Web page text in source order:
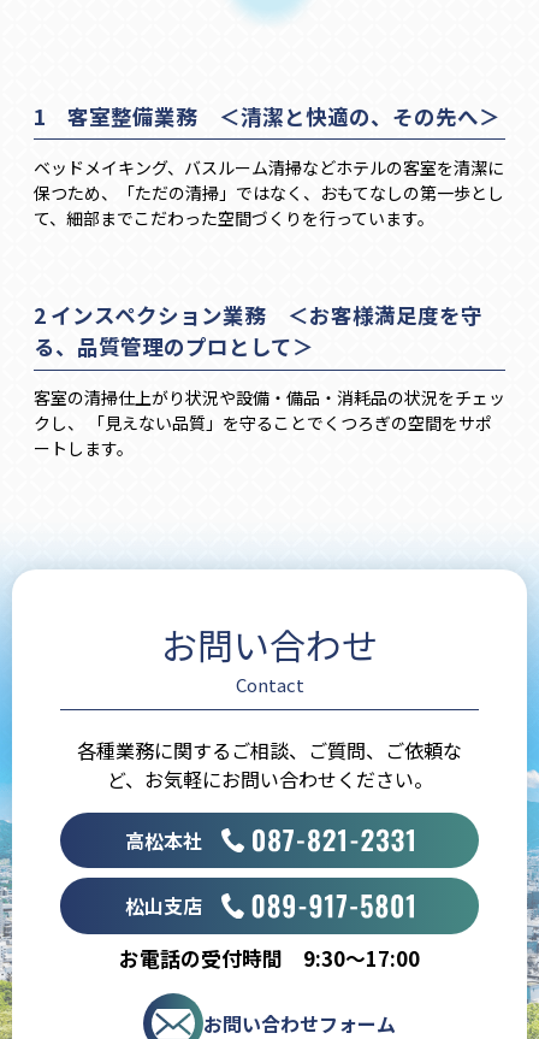
1 客室整備業務 ＜清潔と快適の、その先へ＞
ベッドメイキング、バスルーム清掃などホテルの客室を清潔に
保つため、「ただの清掃」ではなく、おもてなしの第一歩とし
て、細部までこだわった空間づくりを行っています。
2 インスペクション業務 ＜お客様満足度を守
る、品質管理のプロとして＞
客室の清掃仕上がり状況や設備・備品・消耗品の状況をチェッ
クし、 「見えない品質」を守ることでくつろぎの空間をサポ
ートします。
お問い合わせ
Contact
各種業務に関するご相談、ご質問、ご依頼な
ど、お気軽にお問い合わせください。
高松本社
松山支店
お電話の受付時間 9:30～17:00
お問い合わせフォーム